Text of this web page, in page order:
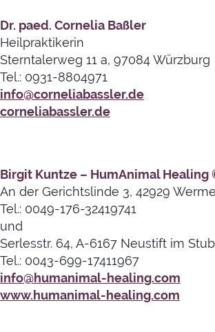
Dr. paed. Cornelia Baßler
Heilpraktikerin
Sterntalerweg 11 a, 97084 Würzburg
Tel.: 0931-8804971
info@corneliabassler.de
corneliabassler.de
Birgit Kuntze – HumAnimal Healing
An der Gerichtslinde 3, 42929
Tel.: 0049-176-32419741
und
Serlesstr. 64, A-6167 Neustift im
Tel.: 0043-699-17411967
info@humanimal-healing.com
www.humanimal-healing.com